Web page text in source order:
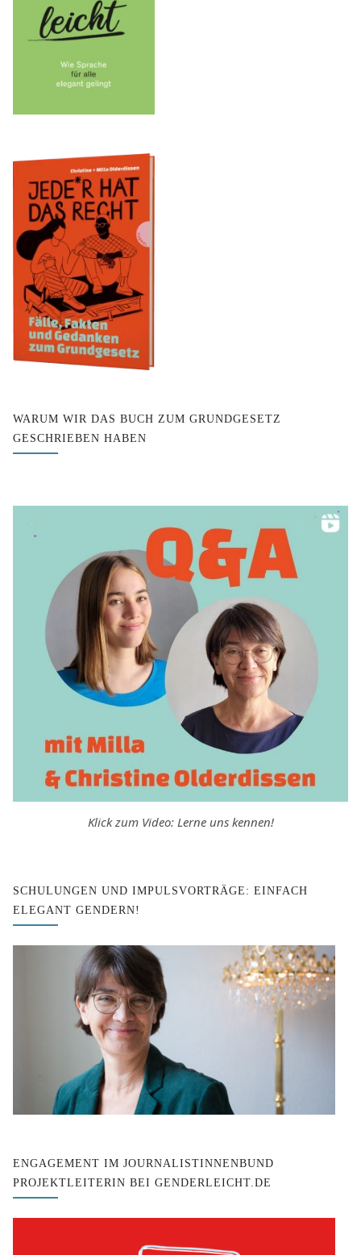
WARUM WIR DAS BUCH ZUM GRUNDGESETZ
GESCHRIEBEN HABEN
Klick zum Video: Lerne uns kennen!
SCHULUNGEN UND IMPULSVORTRÄGE: EINFACH
ELEGANT GENDERN!
ENGAGEMENT IM JOURNALISTINNENBUND
PROJEKTLEITERIN BEI GENDERLEICHT.DE